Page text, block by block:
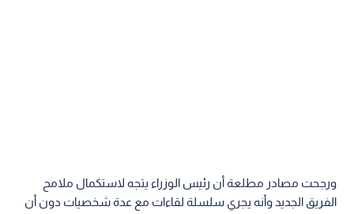
ورجحت مصادر مطلعة أن رئيس الوزراء يتجه لاستكمال ملامح
الفريق الجديد وأنه يجري سلسلة لقاءات مع عدة شخصيات دون أن